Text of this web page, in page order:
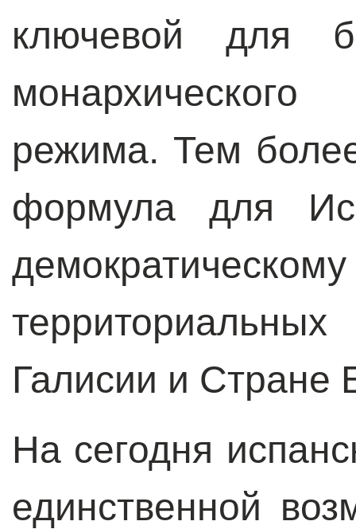
ключевой для
режима. Тем
формула для
Галисии и Стране
На сегодня
единственной